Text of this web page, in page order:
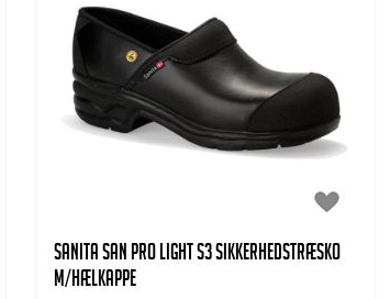
SANITA SAN PRO LIGHT S3 SIKKERHEDSTRÆSKO
m/HÆLKAPPE